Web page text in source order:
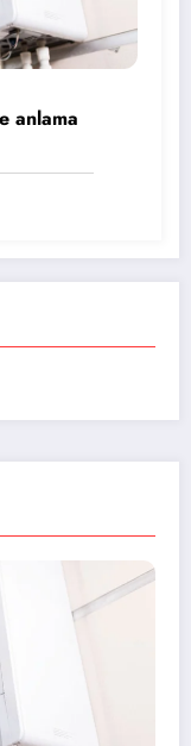
anlama
KLIMA NORTH